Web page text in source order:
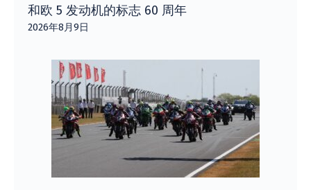
和欧 5 发动机的标志 60 周年
2026年8月9日